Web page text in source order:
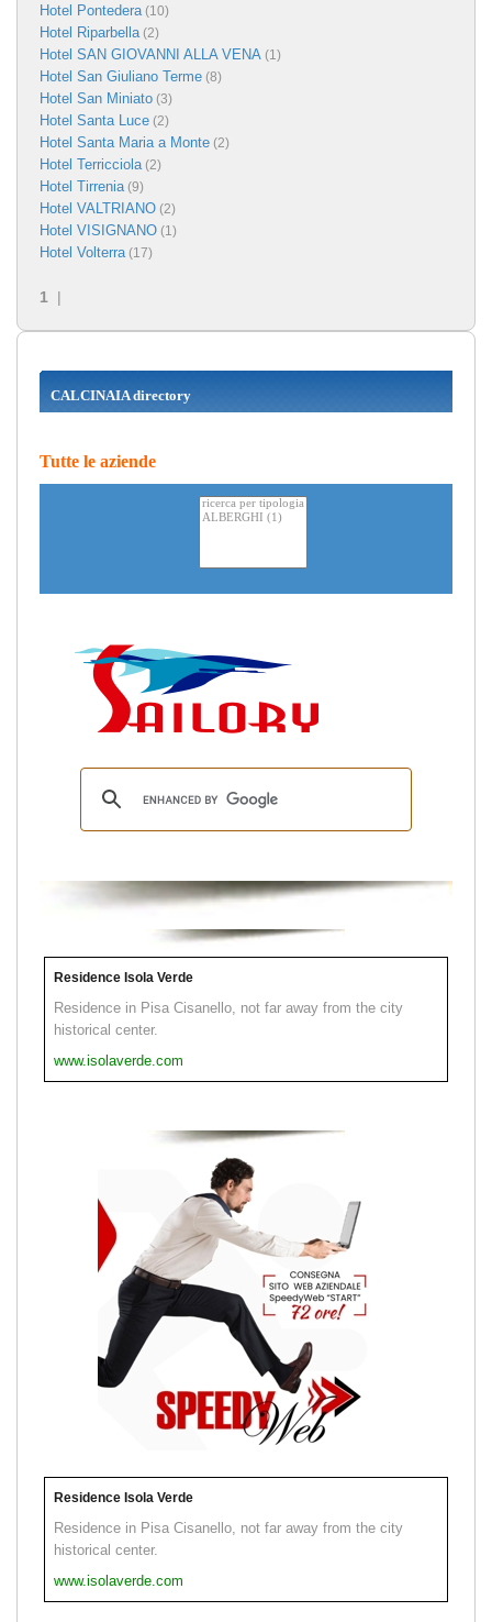
Hotel Pontedera(10)
Hotel Riparbella(2)
Hotel SAN GIOVANNI ALLA VENA (1)
Hotel San Giuliano Terme (8)
Hotel San Miniato (3)
Hotel Santa Luce (2)
Hotel Santa Maria a Monte (2)
Hotel Terricciola(2)
Hotel Tirrenia(9)
Hotel VALTRIANO (2)
Hotel VISIGNANO (1)
Hotel Volterra(17)
1 |
CALCINAIA directory
Tutte le aziende
Residence Isola Verde
Residence in Pisa Cisanello, not far away from the city
historical center.
www.isolaverde.com
Residence Isola Verde
Residence in Pisa Cisanello, not far away from the city
historical center.
www.isolaverde.com